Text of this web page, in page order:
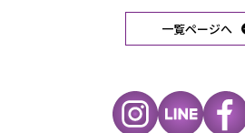
一覧ページへ